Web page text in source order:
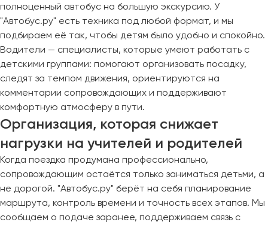
полноценный автобус на большую экскурсию. У
"Автобус.ру" есть техника под любой формат, и мы
подбираем её так, чтобы детям было удобно и спокойно.
Водители — специалисты, которые умеют работать с
детскими группами: помогают организовать посадку,
следят за темпом движения, ориентируются на
комментарии сопровождающих и поддерживают
комфортную атмосферу в пути.
Организация, которая снижает
нагрузки на учителей и родителей
Когда поездка продумана профессионально,
сопровождающим остаётся только заниматься детьми, а
не дорогой. "Автобус.ру" берёт на себя планирование
маршрута, контроль времени и точность всех этапов. Мы
сообщаем о подаче заранее, поддерживаем связь с